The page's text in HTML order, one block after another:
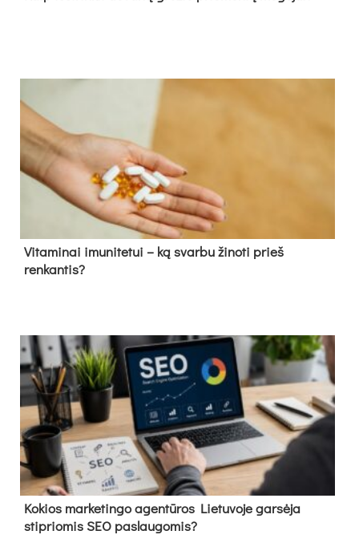
Vitaminai imunitetui – ką svarbu žinoti prieš
renkantis?
Kokios marketingo agentūros Lietuvoje garsėja
stipriomis SEO paslaugomis?